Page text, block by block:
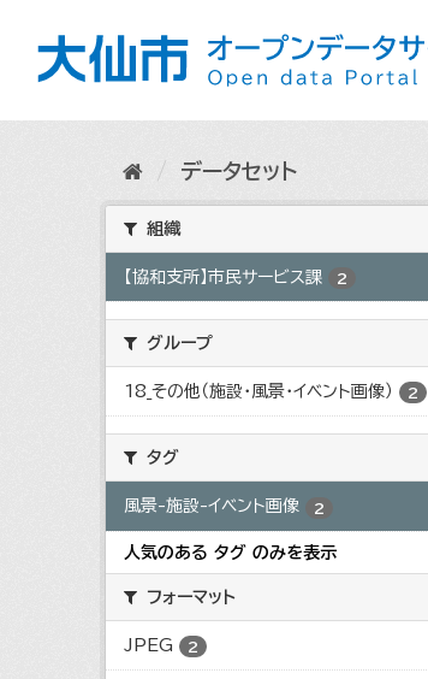
データセット
組織
【協和支所】市民サービス課 2
グループ
18_その他（施設・風景・イベント画像） 2
タグ
風景-施設-イベント画像 2
人気のある タグ のみを表示
フォーマット
JPEG 2